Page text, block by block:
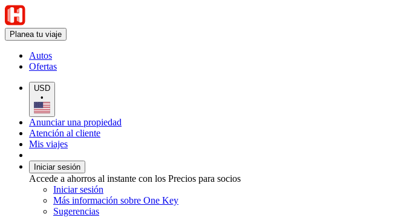
Planea tu viaje
Autos
Ofertas
USD
•
Anunciar una propiedad
Atención al cliente
Mis viajes
Iniciar sesión
Accede a ahorros al instante con los Precios para socios
Iniciar sesión
Más información sobre One Key
Sugerencias